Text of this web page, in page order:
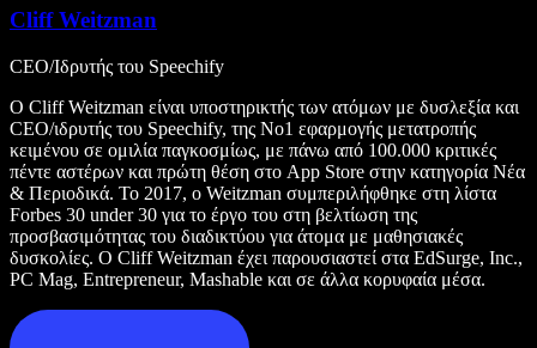
Cliff Weitzman
CEO/Ιδρυτής του Speechify
Ο Cliff Weitzman είναι υποστηρικτής των ατόμων με δυσλεξία και
CEO/ιδρυτής του Speechify, της Νο1 εφαρμογής μετατροπής
κειμένου σε ομιλία παγκοσμίως, με πάνω από 100.000 κριτικές
πέντε αστέρων και πρώτη θέση στο App Store στην κατηγορία Νέα
& Περιοδικά. Το 2017, ο Weitzman συμπεριλήφθηκε στη λίστα
Forbes 30 under 30 για το έργο του στη βελτίωση της
προσβασιμότητας του διαδικτύου για άτομα με μαθησιακές
δυσκολίες. Ο Cliff Weitzman έχει παρουσιαστεί στα EdSurge, Inc.,
PC Mag, Entrepreneur, Mashable και σε άλλα κορυφαία μέσα.